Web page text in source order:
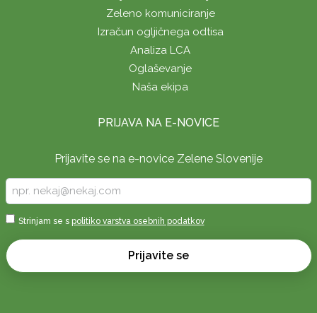
Zeleno komuniciranje
Izračun ogljičnega odtisa
Analiza LCA
Oglaševanje
Naša ekipa
PRIJAVA NA E-NOVICE
Prijavite se na e-novice Zelene Slovenije
e-
Sprejmi
*
Strinjam se s politiko varstva osebnih podatkov
Prijavite se